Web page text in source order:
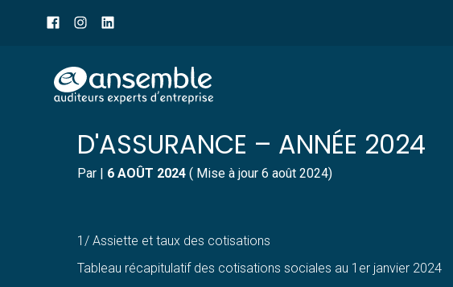
header
Aller
au
TABLEAU DES COTISATIONS
D'ASSURANCE – ANNÉE 2024
Par | 6 AOÛT 2024( Mise à jour 6 août 2024)
1/ Assiette et taux des cotisations
Tableau récapitulatif des cotisations sociales au 1er janvier 2024